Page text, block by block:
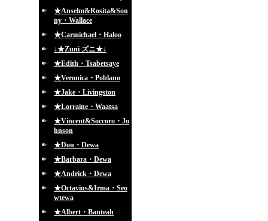
★Anselm&Rosita&Son
ny・Wallace
★Carmichael・Haloo
↓★Zuni ズニ★↓
★Edith・Tsabetsaye
★Veronica・Poblano
★Jake・Livingston
★Lorraine・Waatsa
★Vincent&Soccoro・Jo
hnson
★Don・Dewa
★Barbara・Dewa
★Andrick・Dewa
★Octavius&Irma・Seo
wtewa
★Albert・Banteah